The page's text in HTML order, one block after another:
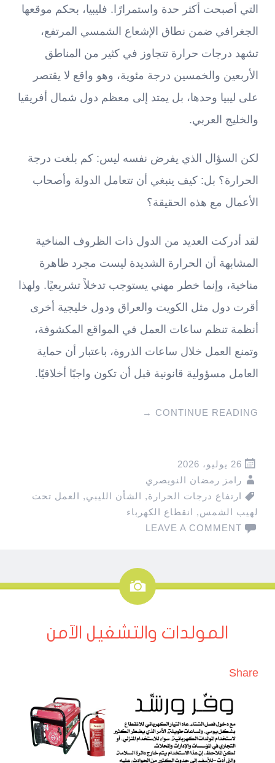
التي أصبحت أكثر حدة واستمرارًا. فليبيا، بحكم موقعها
الجغرافي ضمن نطاق الإشعاع الشمسي المرتفع،
تشهد درجات حرارة تتجاوز في كثير من المناطق
الأربعين والخمسين درجة مئوية، وهو واقع لا يقتصر
على ليبيا وحدها، بل يمتد إلى معظم دول شمال أفريقيا
والخليج العربي.
لكن السؤال الذي يفرض نفسه ليس: كم بلغت درجة
الحرارة؟ بل: كيف ينبغي أن تتعامل الدولة وأصحاب
الأعمال مع هذه الحقيقة؟
لقد أدركت العديد من الدول ذات الظروف المناخية
المشابهة أن الحرارة الشديدة ليست مجرد ظاهرة
مناخية، وإنما خطر مهني يستوجب تدخلاً تشريعيًا. ولهذا
أقرت دول مثل الكويت والعراق ودول خليجية أخرى
أنظمة تنظم ساعات العمل في المواقع المكشوفة،
وتمنع العمل خلال ساعات الذروة، باعتبار أن حماية
العامل مسؤولية قانونية قبل أن تكون واجبًا أخلاقيًا.
CONTINUE READING
→
26 يوليو، 2026
رامز رمضان النويصري
ارتفاع درجات الحرارة, الشأن الليبي, العمل تحت
لهيب الشمس, انقطاع الكهرباء
LEAVE A COMMENT
صورة
المولدات والتشغيل الآمن
Share